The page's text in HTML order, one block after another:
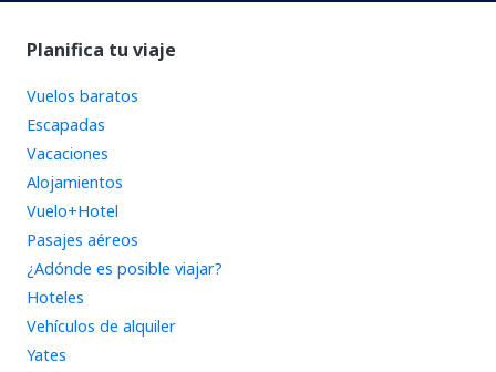
Planifica tu viaje
Vuelos baratos
Escapadas
Vacaciones
Alojamientos
Vuelo+Hotel
Pasajes aéreos
¿Adónde es posible viajar?
Hoteles
Vehículos de alquiler
Yates